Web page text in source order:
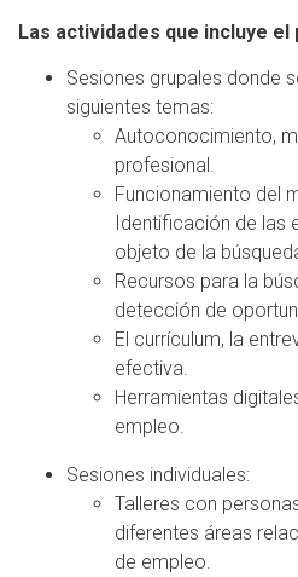
Las actividades que incluye el
Sesiones grupales donde
siguientes temas:
Autoconocimiento,
profesional.
Funcionamiento del
Identificación de las
objeto de la
Recursos para la
detección de
El currículum, la
efectiva.
Herramientas
empleo.
Sesiones individuales:
Talleres con
diferentes áreas
de empleo.